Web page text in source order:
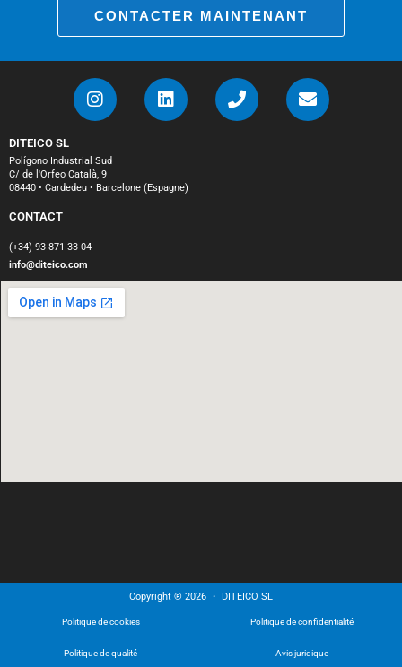
CONTACTER MAINTENANT
DITEICO SL
Polígono Industrial Sud
C/ de l'Orfeo Català, 9
08440 • Cardedeu • Barcelone (Espagne)
CONTACT
(+34) 93 871 33 04
info@diteico.com
Copyright ® 2026 ・ DITEICO SL
Politique de cookies Politique de confidentialité
Politique de qualité Avis juridique